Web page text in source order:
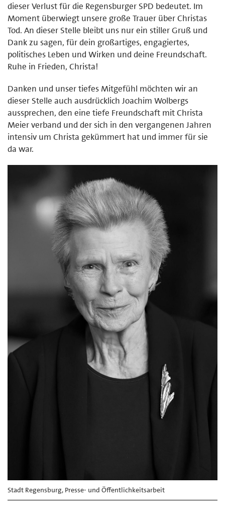
dieser Verlust für die Regensburger SPD bedeutet. Im
Moment überwiegt unsere große Trauer über Christas
Tod. An dieser Stelle bleibt uns nur ein stiller Gruß und
Dank zu sagen, für dein großartiges, engagiertes,
politisches Leben und Wirken und deine Freundschaft.
Ruhe in Frieden, Christa!
Danken und unser tiefes Mitgefühl möchten wir an
dieser Stelle auch ausdrücklich Joachim Wolbergs
aussprechen, den eine tiefe Freundschaft mit Christa
Meier verband und der sich in den vergangenen Jahren
intensiv um Christa gekümmert hat und immer für sie
da war.
Stadt Regensburg, Presse- und Öffentlichkeitsarbeit